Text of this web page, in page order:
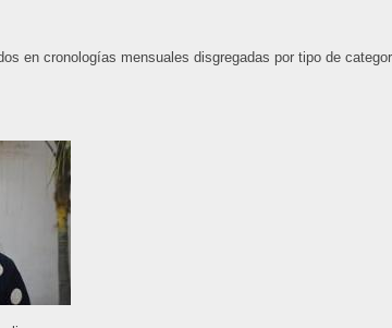
en cronologías mensuales disgregadas por tipo de